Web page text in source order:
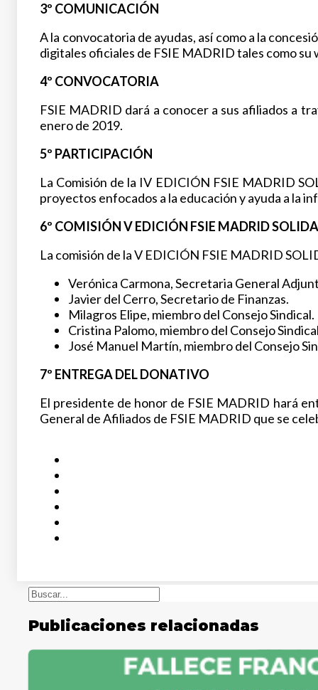
3º COMUNICACIÓN
A la convocatoria de ayudas, así como a la
digitales oficiales de FSIE MADRID tales como
4º CONVOCATORIA
FSIE MADRID dará a conocer a sus afiliados a
enero de 2019.
5º PARTICIPACIÓN
La Comisión de la IV EDICIÓN FSIE MADRID
proyectos enfocados a la educación y ayuda a la
6º COMISIÓN V EDICIÓN FSIE MADRID
La comisión de la V EDICIÓN FSIE MADRID
Verónica Carmona, Secretaria General
Javier del Cerro, Secretario de Finanzas.
Milagros Elipe, miembro del Consejo Sindical.
Cristina Palomo, miembro del Consejo
José Manuel Martín, miembro del Consejo
7º ENTREGA DEL DONATIVO
El presidente de honor de FSIE MADRID hará
General de Afiliados de FSIE MADRID que se
Buscar
Publicaciones relacionadas